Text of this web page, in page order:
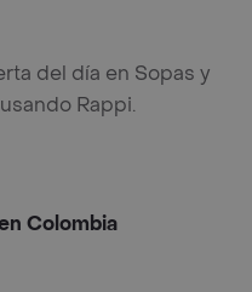
del día en Sopas y
Rappi.
Colombia